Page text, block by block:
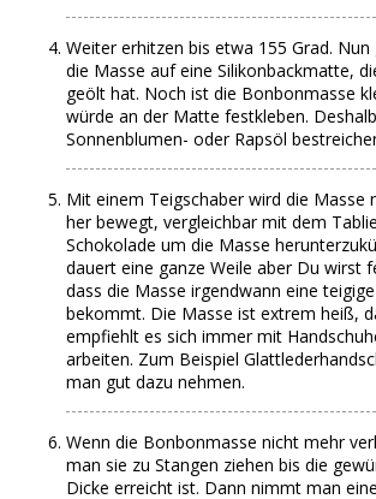
Weiter erhitzen bis etwa 155 Grad.
die Masse auf eine Silikonbackmatte,
geölt hat. Noch ist die Bonbonmasse
würde an der Matte festkleben.
Sonnenblumen- oder Rapsöl
Mit einem Teigschaber wird die Masse
her bewegt, vergleichbar mit dem
Schokolade um die Masse
dauert eine ganze Weile aber Du wirst
dass die Masse irgendwann eine
bekommt. Die Masse ist extrem heiß,
empfiehlt es sich immer mit
arbeiten. Zum Beispiel
man gut dazu nehmen.
Wenn die Bonbonmasse nicht mehr
man sie zu Stangen ziehen bis die
Dicke erreicht ist. Dann nimmt man